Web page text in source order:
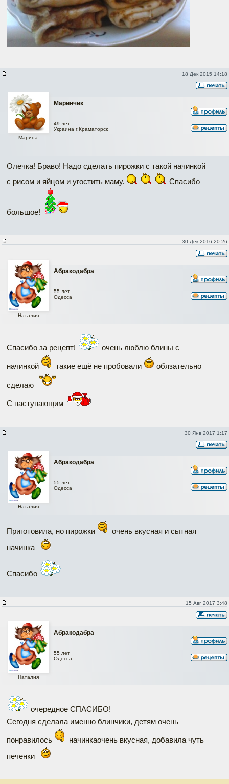
18 Дек 2015 14:18
Maринчик
Марина
49 лет
Украина г.Краматорск
Олечка! Браво! Надо сделать пирожки с такой начинкой
с рисом и яйцом и угостить маму.
Спасибо
большое!
30 Дек 2016 20:26
Абракодабра
Наталия
55 лет
Одесса
Спасибо за рецепт! очень люблю блины с
начинкой такие ещё не пробовали обязательно
сделаю
С наступающим
30 Янв 2017 1:17
Абракодабра
Наталия
55 лет
Одесса
Приготовила, но пирожки
очень вкусная и сытная
начинка
Спасибо
15 Авг 2017 3:48
Абракодабра
Наталия
55 лет
Одесса
очередное СПАСИБО!
Сегодня сделала именно блинчики, детям очень
понравилось
начинкаочень вкусная, добавила чуть
печенки